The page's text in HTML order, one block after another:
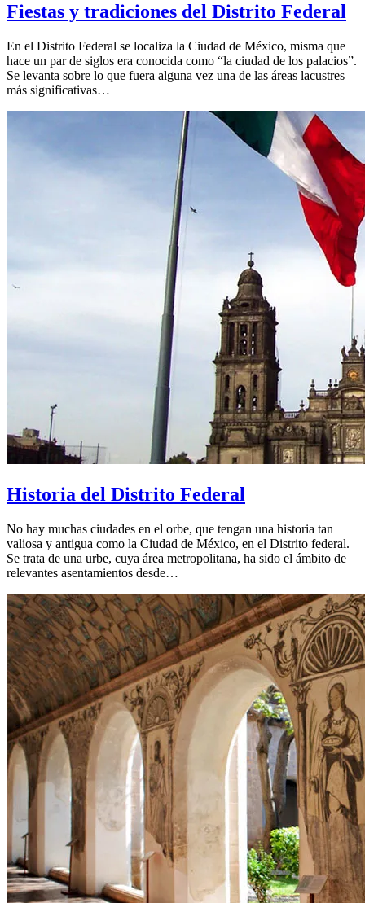
Fiestas y tradiciones del Distrito Federal
En el Distrito Federal se localiza la Ciudad de México, misma que
hace un par de siglos era conocida como “la ciudad de los palacios”.
Se levanta sobre lo que fuera alguna vez una de las áreas lacustres
más significativas…
Historia del Distrito Federal
No hay muchas ciudades en el orbe, que tengan una historia tan
valiosa y antigua como la Ciudad de México, en el Distrito federal.
Se trata de una urbe, cuya área metropolitana, ha sido el ámbito de
relevantes asentamientos desde…